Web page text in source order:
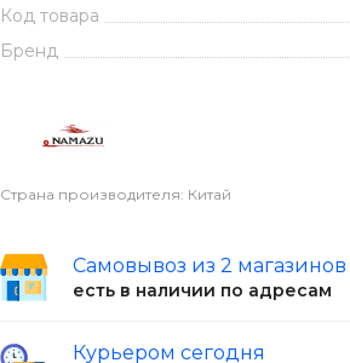
Код товара
Бренд
Страна производителя: Китай
Самовывоз из 2 магазинов
есть в наличии по адресам
Курьером сегодня